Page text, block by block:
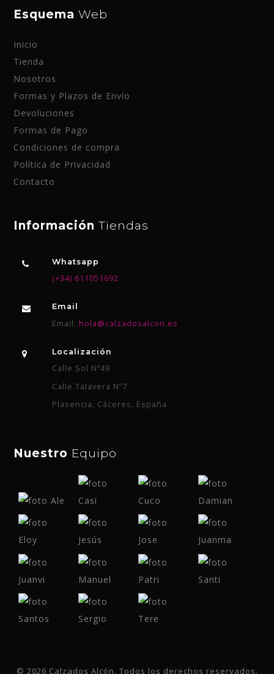
Esquema Web
Inicio
Tienda
Nosotros
Formas y Plazos de Envío
Devoluciones
Formas de Pago
Condiciones de compra
Política de Privacidad
Contacto
InformaciónTiendas
Whatsapp
(+34) 611051692
Email
Email: hola@calzadosalcon.es
Localización
Calle Sol Nº49
Calle Talavera Nº7
Plasencia, Cáceres, España
Nuestro Equipo
© 2026 Calzados Alcón. Todos los derechos reservados.